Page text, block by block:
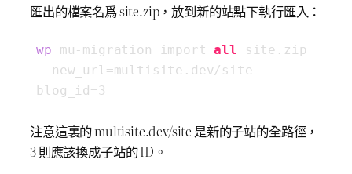
匯出的檔案名爲 site.zip，放到新的站點下執行匯入：
wp mu-migration import all site.zip
--new_url=multisite.dev/site --
blog_id=3
注意這裏的 multisite.dev/site 是新的子站的全路徑，
3 則應該換成子站的 ID。